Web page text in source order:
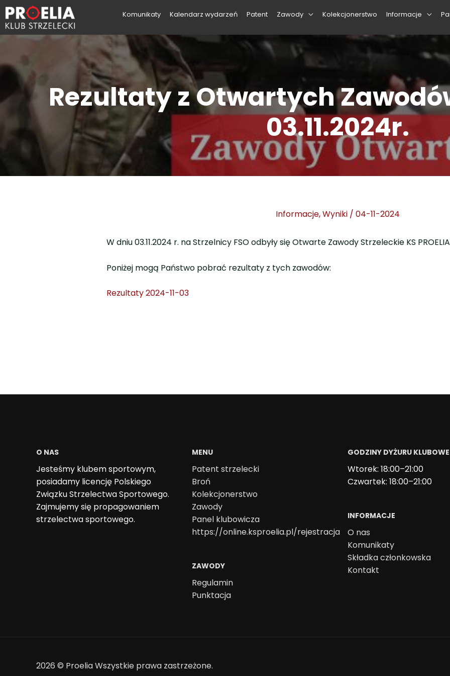
Komunikaty Kalendarz wydarzeń Patent Zawody Kolekcjonerstwo Informacje
Rezultaty z Otwartych
03.11.2024r.
Informacje,Wyniki/ 04-11-2024
W dniu03.11.2024 r. na Strzelnicy FSO odbyły się Otwarte Zawody Strzeleckie KS
Poniżej mogą Państwo pobrać rezultaty z tych zawodów:
Rezultaty 2024-11-03
O NAS
Jesteśmy klubem sportowym,
posiadamy licencję Polskiego
Związku Strzelectwa Sportowego.
Zajmujemy się propagowaniem
strzelectwa sportowego.
MENU
Patent strzelecki
Broń
Kolekcjonerstwo
Zawody
Panel klubowicza
https://online.ksproelia.pl/rejestracja
ZAWODY
Regulamin
Punktacja
GODZINY DYŻURU
Wtorek: 18:00–21:00
Czwartek: 18:00–21:00
INFORMACJE
O nas
Komunikaty
Składka członkowska
Kontakt
2026 © ProeliaWszystkie prawa zastrzeżone.